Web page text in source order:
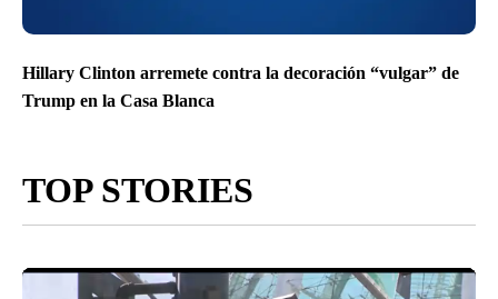
Hillary Clinton arremete contra la decoración “vulgar” de
Trump en la Casa Blanca
TOP STORIES